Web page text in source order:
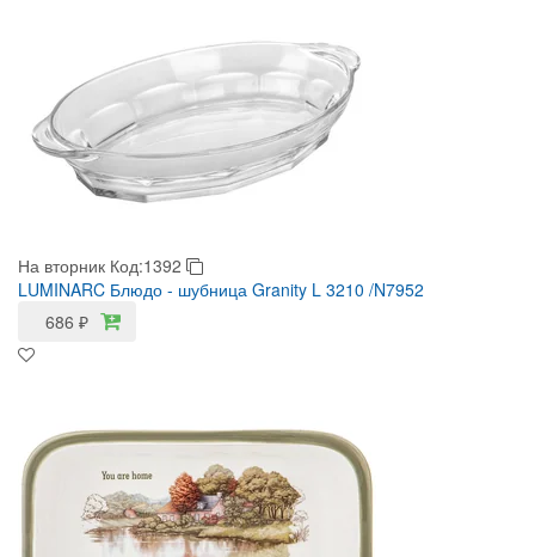
На вторник Код:1392
LUMINARC Блюдо - шубница Granity L 3210 /N7952
686 ₽